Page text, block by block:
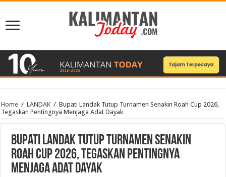
Home / LANDAK / Bupati Landak Tutup Turnamen Senakin Roah Cup 2026,
Tegaskan Pentingnya Menjaga Adat Dayak
Bupati Landak Tutup Turnamen Senakin
Roah Cup 2026, Tegaskan Pentingnya
Menjaga Adat Dayak